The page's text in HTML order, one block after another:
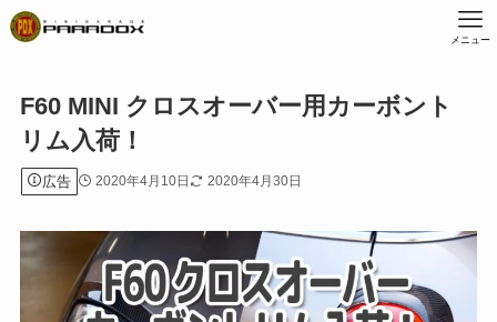
メニュー
F60 MINI クロスオーバー用カーボント
リム入荷！
広告 2020年4月10日 2020年4月30日